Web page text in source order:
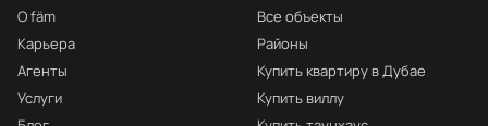
О fäm
Карьера
Агенты
Услуги
Все объекты
Районы
Купить квартиру в Дубае
Купить виллу